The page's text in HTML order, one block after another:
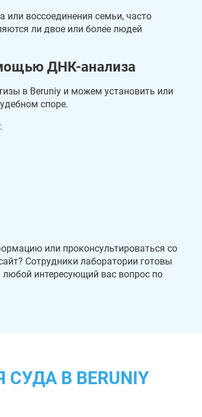
или воссоединения семьи, часто
ли двое или более людей
ДНК-анализа
в Beruniy и можем установить или
споре.
или проконсультироваться со
Сотрудники лаборатории готовы
интересующий вас вопрос по
В BERUNIY